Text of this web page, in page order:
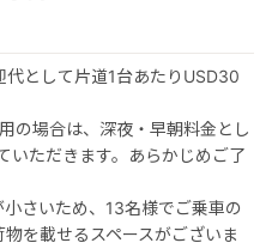
として片道1台あたりUSD30
の場合は、深夜・早朝料金とし
いただきます。あらかじめご了
小さいため、13名様でご乗車の
を載せるスペースがございま